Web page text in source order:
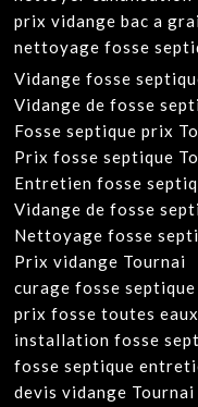
prix vidange bac a
nettoyage fosse
Vidange fosse
Vidange de fosse
Fosse septique prix
Prix fosse septique
Entretien fosse
Vidange de fosse
Nettoyage fosse
Prix vidange Tournai
curage fosse
prix fosse toutes
installation fosse
fosse septique
devis vidange Tournai